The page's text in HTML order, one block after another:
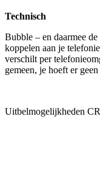
Technisch
Bubble – en daarmee
koppelen aan je
verschilt per
gemeen, je hoeft er
Uitbelmogelijkheden